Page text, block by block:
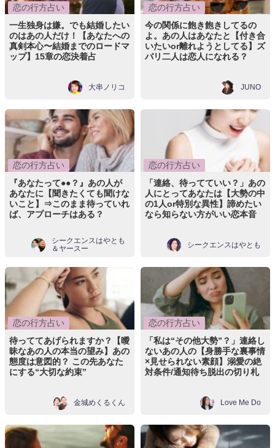
恋の行方占い
一生独身は嫌。でも結婚したい
のはあの人だけ！【あなたへの
真剣本心〜結婚までのロードマ
ップ】15章の恋決着占
大串ノリコ
恋の行方占い
今の関係に飽き飽きしてるの
よ。あの人はあなたと【付き合
いたいor離れようとしてる】ズ
バリ二人は恋人になれる？
JUNO
恋の行方占い
『あなたって●●？』あの人が
あなたに【聞きたくても聞けな
いこと】⇒このまま待っていれ
ば、アプローチはある？
シークエンスはやとも
＆ヤースー
恋の行方占い
「連絡、待ってていい？」あの
人にとってあなたは【大勢の中
の1人or特別な異性】諦めたい
なら知らない方がいい恋本音
シークエンスはやとも
恋の行方占い
待っててあげられますか？【曖
昧なあの人の本当の望み】あの
態度は意図的？ この先あなた
にする“大切な約束”
金城めくるくん
恋の行方占い
「私は“その他大勢”？」連絡し
ないあの人の【身勝手な裏事情
×見せられない素顔】溺愛の絶
対条件/通知待ち脱出の切り札
Love Me Do